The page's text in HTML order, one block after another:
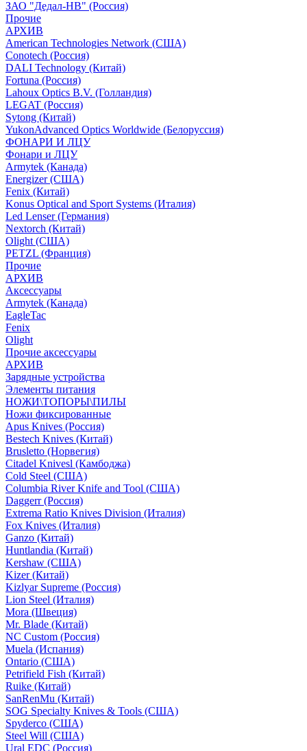
ЗАО "Дедал-НВ" (Россия)
Прочие
АРХИВ
American Technologies Network (США)
Conotech (Россия)
DALI Technology (Китай)
Fortuna (Россия)
Lahoux Optics B.V. (Голландия)
LEGAT (Россия)
Sytong (Китай)
YukonAdvanced Optics Worldwide (Белоруссия)
ФОНАРИ И ЛЦУ
Фонари и ЛЦУ
Armytek (Канада)
Energizer (США)
Fenix (Китай)
Konus Optical and Sport Systems (Италия)
Led Lenser (Германия)
Nextorch (Китай)
Olight (США)
PETZL (Франция)
Прочие
АРХИВ
Аксессуары
Armytek (Канада)
EagleTac
Fenix
Olight
Прочие аксессуары
АРХИВ
Зарядные устройства
Элементы питания
НОЖИ\ТОПОРЫ\ПИЛЫ
Ножи фиксированные
Apus Knives (Россия)
Bestech Knives (Китай)
Brusletto (Норвегия)
Citadel Knivesl (Камбоджа)
Cold Steel (США)
Columbia River Knife and Tool (США)
Daggerr (Россия)
Extrema Ratio Knives Division (Италия)
Fox Knives (Италия)
Ganzo (Китай)
Huntlandia (Китай)
Kershaw (США)
Kizer (Китай)
Kizlyar Supreme (Россия)
Lion Steel (Италия)
Mora (Швеция)
Mr. Blade (Китай)
NC Custom (Россия)
Muela (Испания)
Ontario (США)
Petrifield Fish (Китай)
Ruike (Китай)
SanRenMu (Китай)
SOG Specialty Knives & Tools (США)
Spyderco (США)
Steel Will (США)
Ural EDC (Россия)